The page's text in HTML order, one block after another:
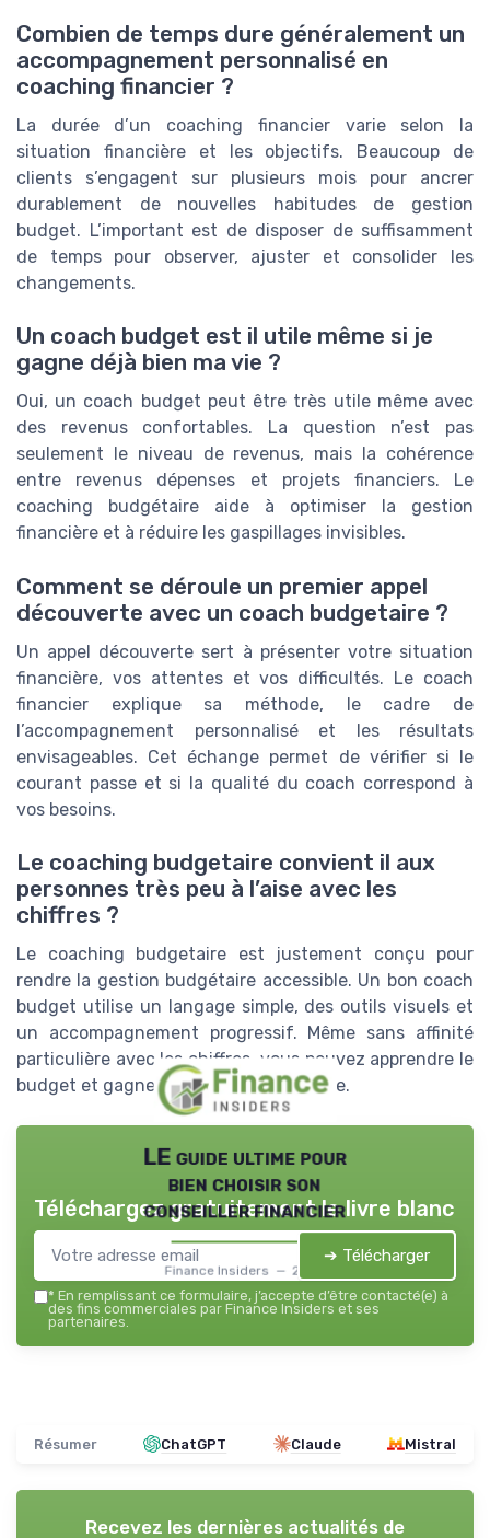
Combien de temps dure généralement un
accompagnement personnalisé en
coaching financier ?
La durée d’un coaching financier varie selon la
situation financière et les objectifs. Beaucoup de
clients s’engagent sur plusieurs mois pour ancrer
durablement de nouvelles habitudes de gestion
budget. L’important est de disposer de suffisamment
de temps pour observer, ajuster et consolider les
changements.
Un coach budget est il utile même si je
gagne déjà bien ma vie ?
Oui, un coach budget peut être très utile même avec
des revenus confortables. La question n’est pas
seulement le niveau de revenus, mais la cohérence
entre revenus dépenses et projets financiers. Le
coaching budgétaire aide à optimiser la gestion
financière et à réduire les gaspillages invisibles.
Comment se déroule un premier appel
découverte avec un coach budgetaire ?
Un appel découverte sert à présenter votre situation
financière, vos attentes et vos difficultés. Le coach
financier explique sa méthode, le cadre de
l’accompagnement personnalisé et les résultats
envisageables. Cet échange permet de vérifier si le
courant passe et si la qualité du coach correspond à
vos besoins.
Le coaching budgetaire convient il aux
personnes très peu à l’aise avec les
chiffres ?
Le coaching budgetaire est justement conçu pour
rendre la gestion budgétaire accessible. Un bon coach
budget utilise un langage simple, des outils visuels et
un accompagnement progressif. Même sans affinité
particulière avec les chiffres, vous pouvez apprendre le
budget et gagner en sérénité financière.
LE guide ultime pour
bien choisir son
conseiller financier
Finance Insiders — 2026
Téléchargez gratuitement le livre blanc
➔ Télécharger
* En remplissant ce formulaire, j’accepte d’être contacté(e) à
des fins commerciales par Finance Insiders et ses
partenaires.
Résumer ChatGPT Claude Mistral
Recevez les dernières actualités de